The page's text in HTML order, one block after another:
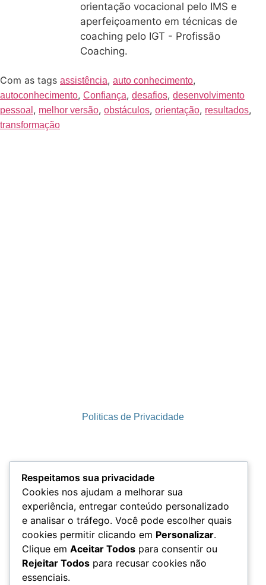
orientação vocacional pelo IMS e
aperfeiçoamento em técnicas de
coaching pelo IGT - Profissão
Coaching.
Com as tags assistência, auto conhecimento,
autoconhecimento, Confiança, desafios, desenvolvimento
pessoal , melhor versão, obstáculos, orientação, resultados,
transformação
Politicas de Privacidade
Termos e Condições
LGPD
Respeitamos sua privacidade
Cookies nos ajudam a melhorar sua
experiência, entregar conteúdo personalizado
e analisar o tráfego. Você pode escolher quais
cookies permitir clicando em Personalizar.
Clique em Aceitar Todos para consentir ou
Rejeitar Todos para recusar cookies não
essenciais.